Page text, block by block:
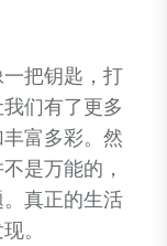
把钥匙，打
们有了更多
富多彩。然
是万能的，
真正的生活
。